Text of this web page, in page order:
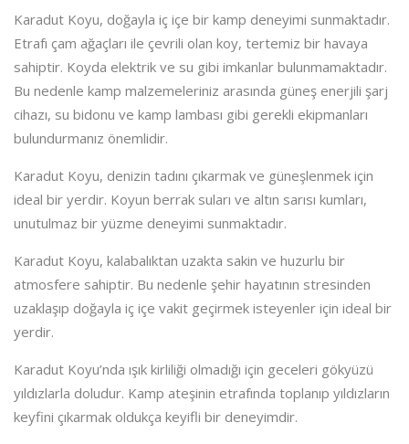
Karadut Koyu, doğayla iç içe bir kamp deneyimi sunmaktadır.
Etrafı çam ağaçları ile çevrili olan koy, tertemiz bir havaya
sahiptir. Koyda elektrik ve su gibi imkanlar bulunmamaktadır.
Bu nedenle kamp malzemeleriniz arasında güneş enerjili şarj
cihazı, su bidonu ve kamp lambası gibi gerekli ekipmanları
bulundurmanız önemlidir.
Karadut Koyu, denizin tadını çıkarmak ve güneşlenmek için
ideal bir yerdir. Koyun berrak suları ve altın sarısı kumları,
unutulmaz bir yüzme deneyimi sunmaktadır.
Karadut Koyu, kalabalıktan uzakta sakin ve huzurlu bir
atmosfere sahiptir. Bu nedenle şehir hayatının stresinden
uzaklaşıp doğayla iç içe vakit geçirmek isteyenler için ideal bir
yerdir.
Karadut Koyu’nda ışık kirliliği olmadığı için geceleri gökyüzü
yıldızlarla doludur. Kamp ateşinin etrafında toplanıp yıldızların
keyfini çıkarmak oldukça keyifli bir deneyimdir.